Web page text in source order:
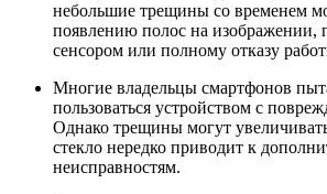
небольшие трещины со временем
появлению полос на изображении,
сенсором или полному отказу
Многие владельцы смартфонов
пользоваться устройством с
Однако трещины могут
стекло нередко приводит к
неисправностям.